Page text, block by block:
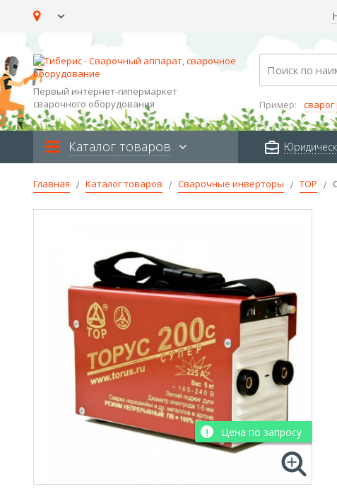
Первый интернет-гипермаркет
сварочного оборудования
Search
Пример:
Каталог товаров
Главная Каталог товаров Сварочные инверторы ТОР
Цена по запросу